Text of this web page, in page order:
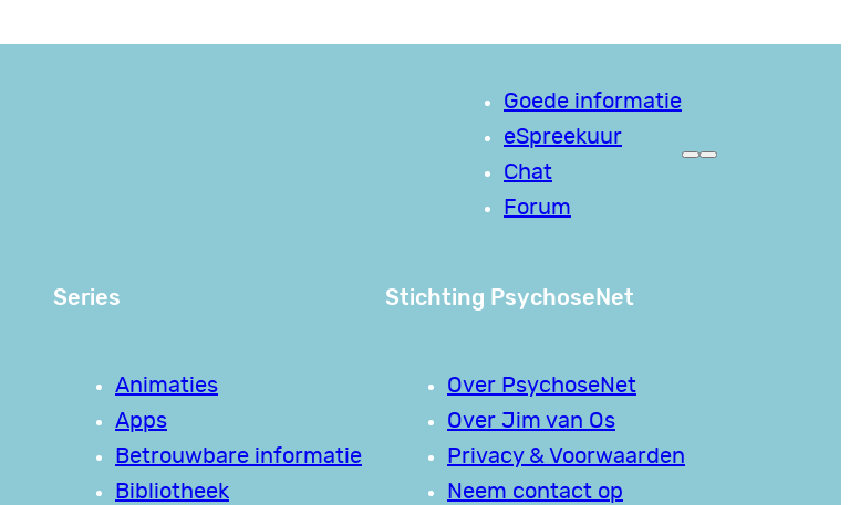
Goede informatie
eSpreekuur
Chat
Forum
Series
Animaties
Apps
Betrouwbare informatie
Bibliotheek
Stichting PsychoseNet
Over PsychoseNet
Over Jim van Os
Privacy & Voorwaarden
Neem contact op